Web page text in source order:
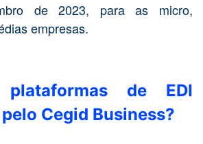
de 2023, para as micro,
empresas.
de EDI
Cegid Business?